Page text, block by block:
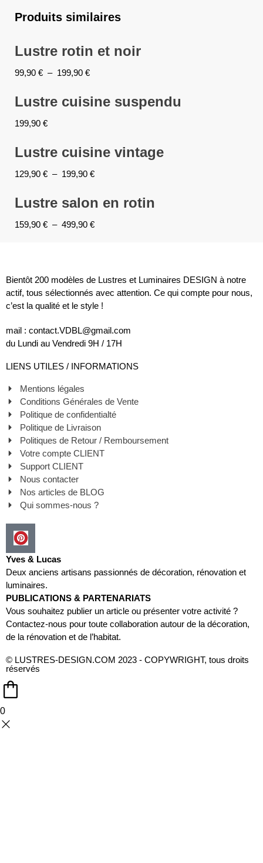
Produits similaires
Lustre rotin et noir
99,90 € – 199,90 €
Lustre cuisine suspendu
199,90 €
Lustre cuisine vintage
129,90 € – 199,90 €
Lustre salon en rotin
159,90 € – 499,90 €
Bientôt 200 modèles de Lustres et Luminaires DESIGN à notre
actif, tous sélectionnés avec attention. Ce qui compte pour nous,
c’est la qualité et le style !
mail : contact.VDBL@gmail.com
du Lundi au Vendredi 9H / 17H
LIENS UTILES / INFORMATIONS
Mentions légales
Conditions Générales de Vente
Politique de confidentialté
Politique de Livraison
Politiques de Retour / Remboursement
Votre compte CLIENT
Support CLIENT
Nous contacter
Nos articles de BLOG
Qui sommes-nous ?
Yves & Lucas
Deux anciens artisans passionnés de décoration, rénovation et
luminaires.
PUBLICATIONS & PARTENARIATS
Vous souhaitez publier un article ou présenter votre activité ?
Contactez-nous pour toute collaboration autour de la décoration,
de la rénovation et de l’habitat.
© LUSTRES-DESIGN.COM 2023 - COPYWRIGHT, tous droits
réservés
0